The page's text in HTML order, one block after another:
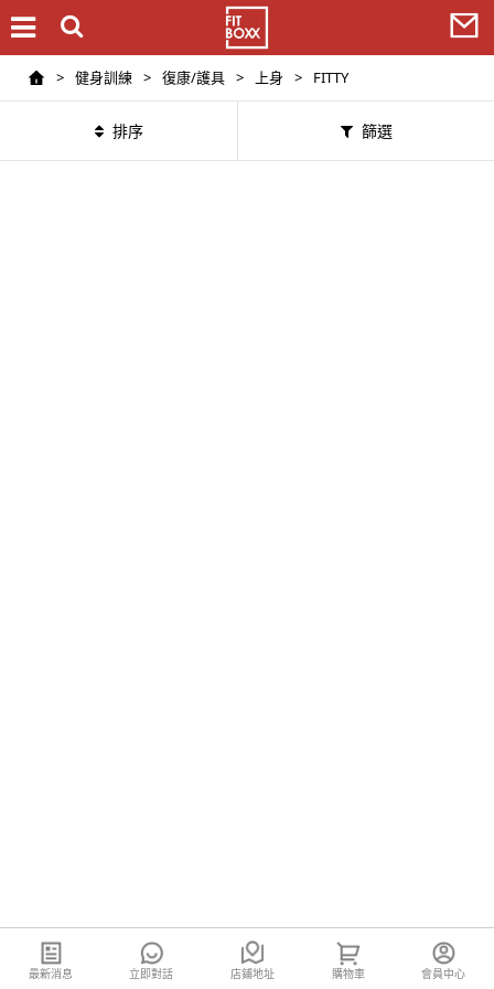
> 健身訓練 > 復康/護具 > 上身 > FITTY
排序 篩選
最新消息 立即對話 店鋪地址 購物車 會員中心